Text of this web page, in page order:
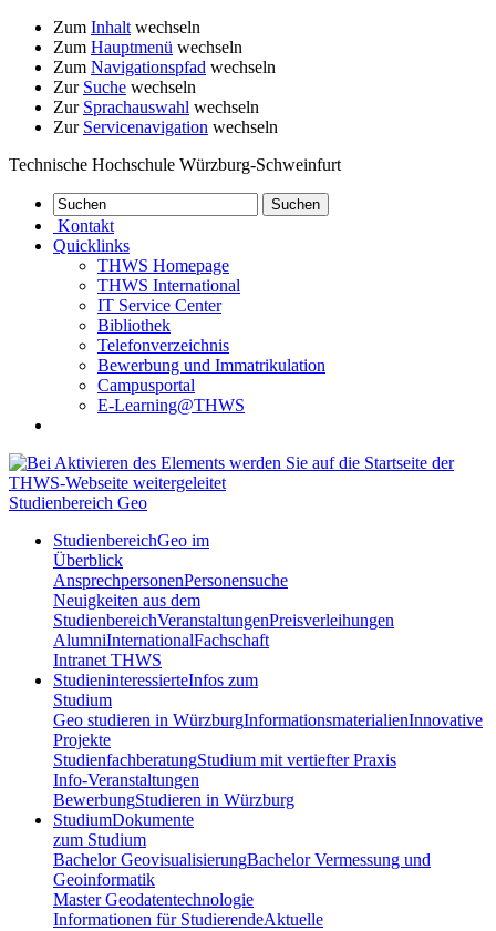
Zum Inhalt wechseln
Zum Hauptmenü wechseln
Zum Navigationspfad wechseln
Zur Suche wechseln
Zur Sprachauswahl wechseln
Zur Servicenavigation wechseln
Technische Hochschule Würzburg-Schweinfurt
Kontakt
Quicklinks
THWS Homepage
THWS International
IT Service Center
Bibliothek
Telefonverzeichnis
Bewerbung und Immatrikulation
Campusportal
E-Learning@THWS
Studienbereich Geo
StudienbereichGeo im
Überblick
AnsprechpersonenPersonensuche
Neuigkeiten aus dem
StudienbereichVeranstaltungenPreisverleihungen
AlumniInternationalFachschaft
Intranet THWS
StudieninteressierteInfos zum
Studium
Geo studieren in WürzburgInformationsmaterialienInnovative
Projekte
StudienfachberatungStudium mit vertiefter Praxis
Info-Veranstaltungen
BewerbungStudieren in Würzburg
StudiumDokumente
zum Studium
Bachelor GeovisualisierungBachelor Vermessung und
Geoinformatik
Master Geodatentechnologie
Informationen für StudierendeAktuelle